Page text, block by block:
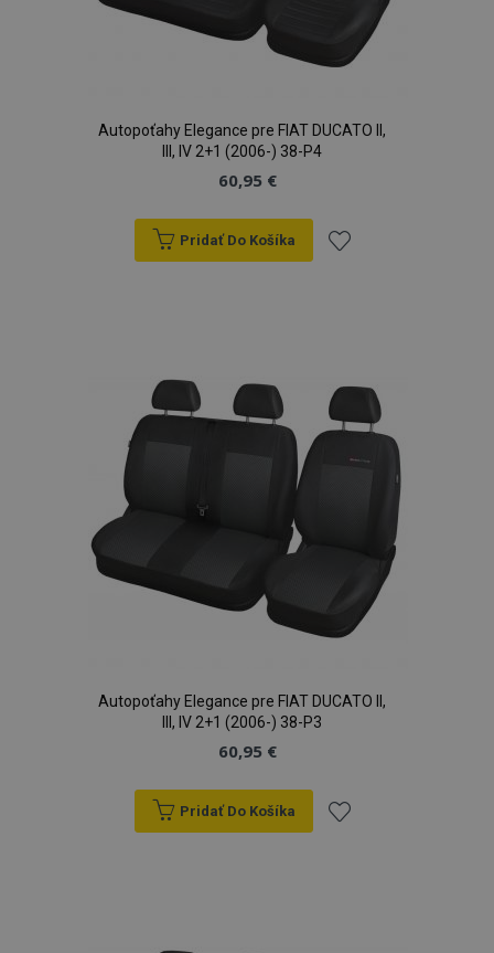
Autopoťahy Elegance pre FIAT DUCATO II,
III, IV 2+1 (2006-) 38-P4
60,95 €
Pridať Do Košíka
prianí
Autopoťahy Elegance pre FIAT DUCATO II,
III, IV 2+1 (2006-) 38-P3
60,95 €
Pridať Do Košíka